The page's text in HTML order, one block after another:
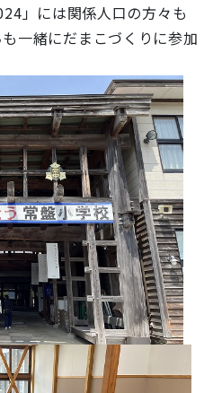
」には関係人口の方々も
一緒にだまこづくりに参加